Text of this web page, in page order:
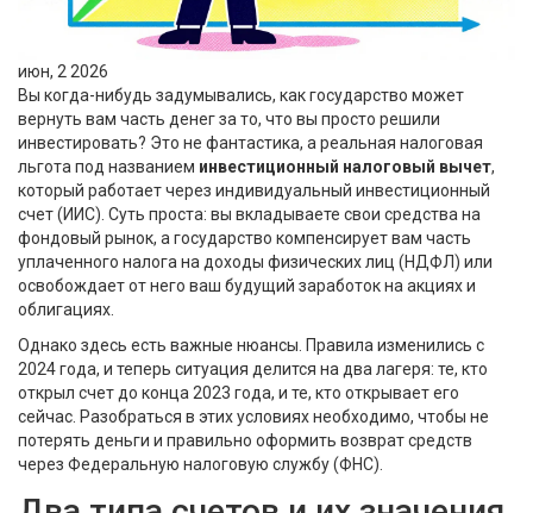
июн, 2 2026
Вы когда-нибудь задумывались, как государство может
вернуть вам часть денег за то, что вы просто решили
инвестировать? Это не фантастика, а реальная налоговая
льгота под названием инвестиционный налоговый вычет,
который работает через индивидуальный инвестиционный
счет (ИИС). Суть проста: вы вкладываете свои средства на
фондовый рынок, а государство компенсирует вам часть
уплаченного налога на доходы физических лиц (НДФЛ) или
освобождает от него ваш будущий заработок на акциях и
облигациях.
Однако здесь есть важные нюансы. Правила изменились с
2024 года, и теперь ситуация делится на два лагеря: те, кто
открыл счет до конца 2023 года, и те, кто открывает его
сейчас. Разобраться в этих условиях необходимо, чтобы не
потерять деньги и правильно оформить возврат средств
через Федеральную налоговую службу (ФНС).